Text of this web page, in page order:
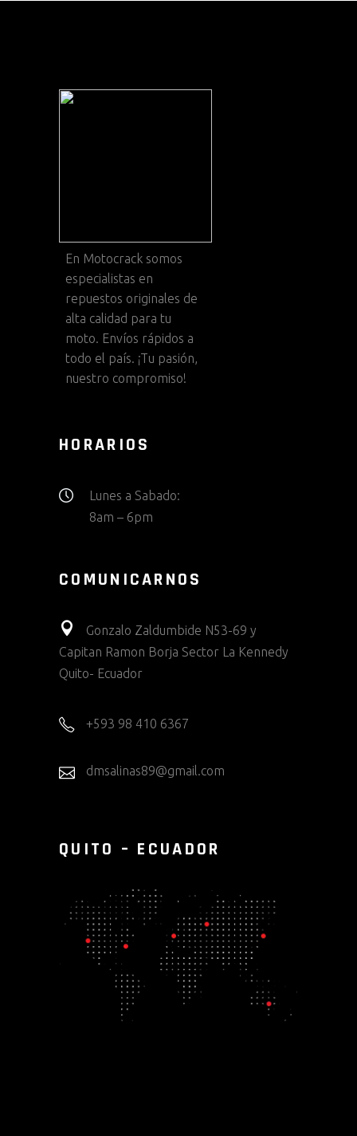
En Motocrack somos
especialistas en
repuestos originales de
alta calidad para tu
moto. Envíos rápidos a
todo el país. ¡Tu pasión,
nuestro compromiso!
HORARIOS
Lunes a Sabado:
8am – 6pm
COMUNICARNOS
Gonzalo Zaldumbide N53-69 y
Capitan Ramon Borja Sector La Kennedy
Quito- Ecuador
+593 98 410 6367
dmsalinas89@gmail.com
QUITO – ECUADOR